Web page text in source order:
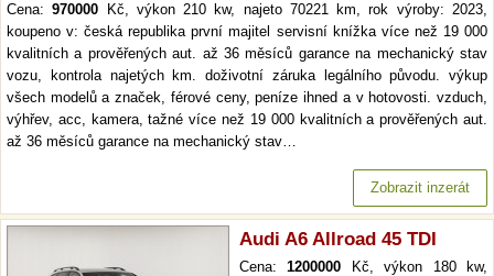
Cena:970000 Kč, výkon 210 kw, najeto 70221 km, rok výroby: 2023,
koupeno v: česká republika první majitel servisní knížka více než 19 000
kvalitních a prověřených aut. až 36 měsíců garance na mechanický stav
vozu, kontrola najetých km. doživotní záruka legálního původu. výkup
všech modelů a značek, férové ceny, peníze ihned a v hotovosti. vzduch,
výhřev, acc, kamera, tažné více než 19 000 kvalitních a prověřených aut.
až 36 měsíců garance na mechanický stav…
Zobrazit inzerát
Audi A6 Allroad 45 TDI
Cena:1200000 Kč, výkon 180 kw,